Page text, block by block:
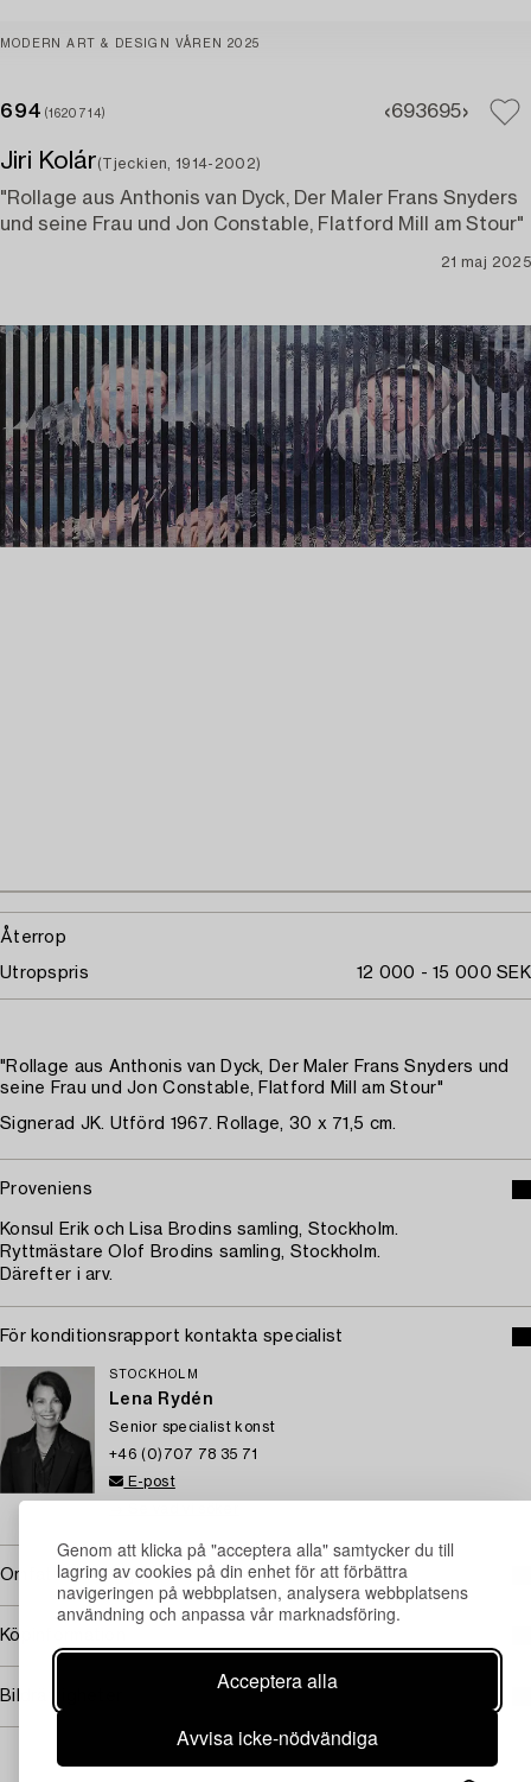
Genom att klicka på "acceptera alla" samtycker du till
lagring av cookies på din enhet för att förbättra
navigeringen på webbplatsen, analysera webbplatsens
användning och anpassa vår marknadsföring.
Acceptera alla
Avvisa icke-nödvändiga
MODERN ART & DESIGN VÅREN 2025
694 (1620714) 693695
Jiri Kolár(Tjeckien, 1914-2002)
"Rollage aus Anthonis van Dyck, Der Maler Frans Snyders
und seine Frau und Jon Constable, Flatford Mill am Stour"
21 maj 2025
Återrop
Utropspris 12 000 - 15 000 SEK
"Rollage aus Anthonis van Dyck, Der Maler Frans Snyders und
seine Frau und Jon Constable, Flatford Mill am Stour"
Signerad JK. Utförd 1967. Rollage, 30 x 71,5 cm.
Proveniens
Konsul Erik och Lisa Brodins samling, Stockholm.
Ryttmästare Olof Brodins samling, Stockholm.
Därefter i arv.
För konditionsrapport kontakta specialist
STOCKHOLM
Lena Rydén
Senior specialist konst
+46 (0)707 78 35 71
E-post
Omfattas av följerätt
Köpinformation
Bildrättigheter